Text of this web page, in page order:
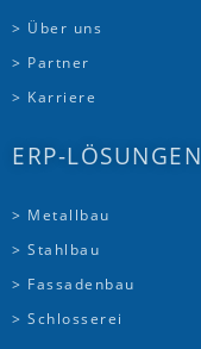
> Über uns
> Partner
> Karriere
ERP-LÖSUNGEN
> Metallbau
> Stahlbau
> Fassadenbau
> Schlosserei